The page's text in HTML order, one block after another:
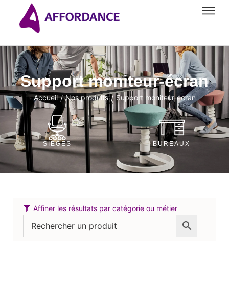
Support moniteur-écran
Accueil / Nos produits / Support moniteur-écran
SIÈGES BUREAUX
Affiner les résultats par catégorie ou métier